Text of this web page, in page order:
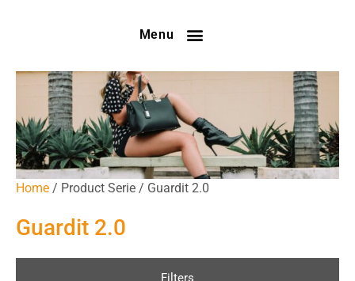
Menu
Home / Product Serie / Guardit 2.0
Guardit 2.0
Filters